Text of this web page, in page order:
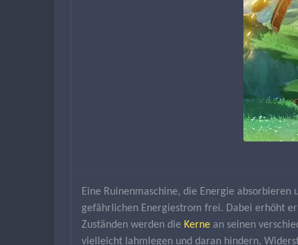
Eine Ruinenmaschine, die Energie
gefährlichen Energiestrom frei. Dabei erhöht
Zuständen werden die Kerne an seinen
vielleicht lahmlegen und daran hindern,